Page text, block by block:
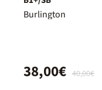
Burlington
40,00€
38,00€